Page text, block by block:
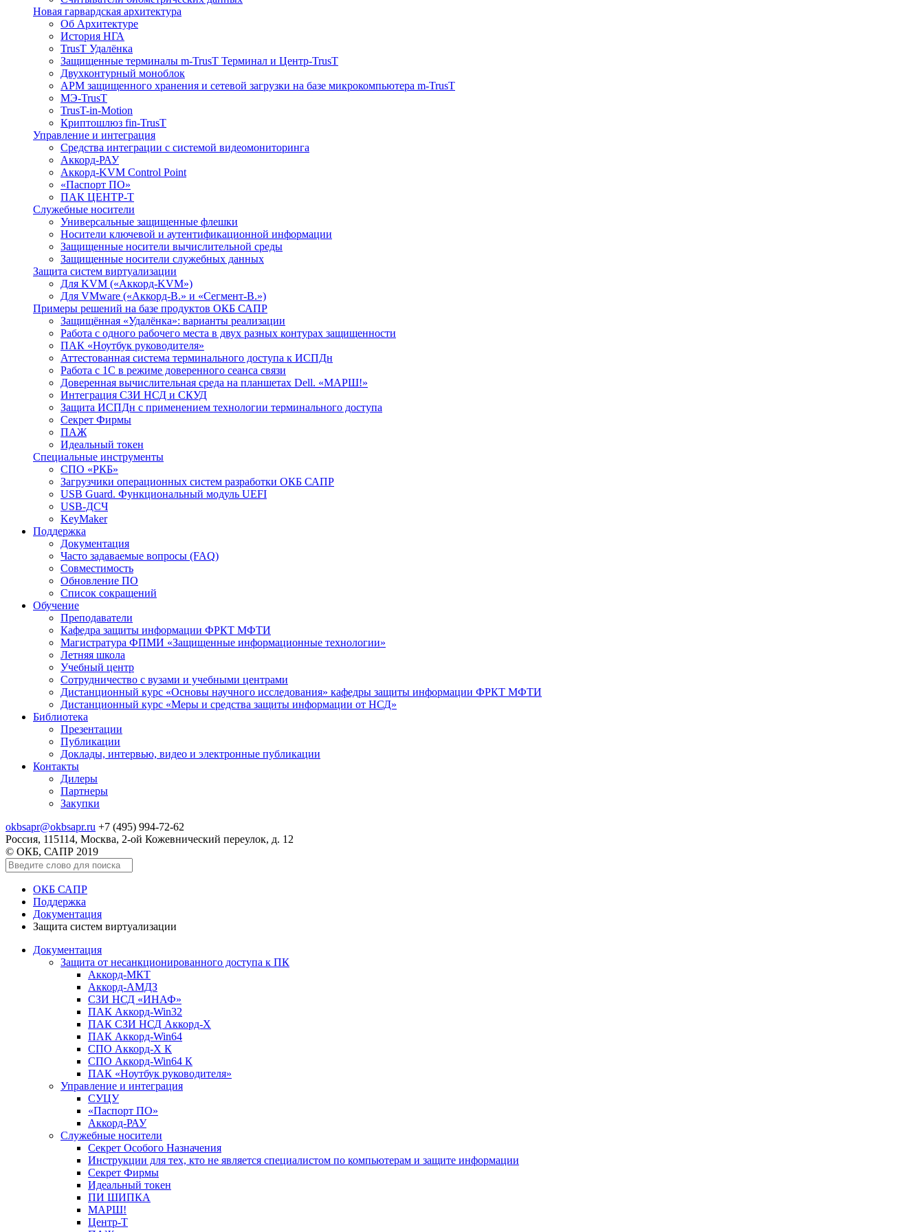
Новая гарвардская архитектура
Об Архитектуре
История НГА
TrusT Удалёнка
Защищенные терминалы m-TrusT Терминал и Центр-TrusT
Двухконтурный моноблок
АРМ защищенного хранения и сетевой загрузки на базе микрокомпьютера m-TrusT
МЭ-TrusT
TrusT-in-Motion
Криптошлюз fin-TrusT
Управление и интеграция
Средства интеграции с системой видеомониторинга
Аккорд-РАУ
Аккорд-KVM Control Point
«Паспорт ПО»
ПАК ЦЕНТР-Т
Служебные носители
Универсальные защищенные флешки
Носители ключевой и аутентификационной информации
Защищенные носители вычислительной среды
Защищенные носители служебных данных
Защита систем виртуализации
Для KVM («Аккорд-KVM»)
Для VMware («Аккорд-В.» и «Сегмент-В.»)
Примеры решений на базе продуктов ОКБ САПР
Защищённая «Удалёнка»: варианты реализации
Работа с одного рабочего места в двух разных контурах защищенности
ПАК «Ноутбук руководителя»
Аттестованная система терминального доступа к ИСПДн
Работа с 1С в режиме доверенного сеанса связи
Доверенная вычислительная среда на планшетах Dell. «МАРШ!»
Интеграция СЗИ НСД и СКУД
Защита ИСПДн с применением технологии терминального доступа
Секрет Фирмы
ПАЖ
Идеальный токен
Специальные инструменты
СПО «РКБ»
Загрузчики операционных систем разработки ОКБ САПР
USB Guard. Функциональный модуль UEFI
USB-ДСЧ
KeyMaker
Поддержка
Документация
Часто задаваемые вопросы (FAQ)
Совместимость
Обновление ПО
Список сокращений
Обучение
Преподаватели
Кафедра защиты информации ФРКТ МФТИ
Магистратура ФПМИ «Защищенные информационные технологии»
Летняя школа
Учебный центр
Сотрудничество с вузами и учебными центрами
Дистанционный курс «Основы научного исследования» кафедры защиты информации ФРКТ МФТИ
Дистанционный курс «Меры и средства защиты информации от НСД»
Библиотека
Презентации
Публикации
Доклады, интервью, видео и электронные публикации
Контакты
Дилеры
Партнеры
Закупки
okbsapr@okbsapr.ru +7 (495) 994-72-62
Россия, 115114, Москва, 2-ой Кожевнический переулок, д. 12
© ОКБ, САПР 2019
ОКБ САПР
Поддержка
Документация
Защита систем виртуализации
Документация
Защита от несанкционированного доступа к ПК
Аккорд-МКТ
Аккорд-АМДЗ
СЗИ НСД «ИНАФ»
ПАК Аккорд-Win32
ПАК СЗИ НСД Аккорд-X
ПАК Аккорд-Win64
СПО Аккорд-X К
СПО Аккорд-Win64 К
ПАК «Ноутбук руководителя»
Управление и интеграция
СУЦУ
«Паспорт ПО»
Аккорд-РАУ
Служебные носители
Секрет Особого Назначения
Инструкции для тех, кто не является специалистом по компьютерам и защите информации
Секрет Фирмы
Идеальный токен
ПИ ШИПКА
МАРШ!
Центр-Т